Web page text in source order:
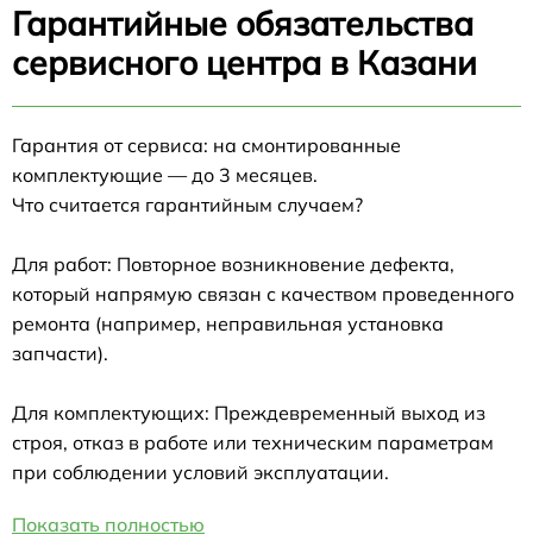
Гарантийные обязательства
сервисного центра в Казани
Гарантия от сервиса: на смонтированные
комплектующие — до 3 месяцев.
Что считается гарантийным случаем?
Для работ: Повторное возникновение дефекта,
который напрямую связан с качеством проведенного
ремонта (например, неправильная установка
запчасти).
Для комплектующих: Преждевременный выход из
строя, отказ в работе или техническим параметрам
при соблюдении условий эксплуатации.
Показать полностью